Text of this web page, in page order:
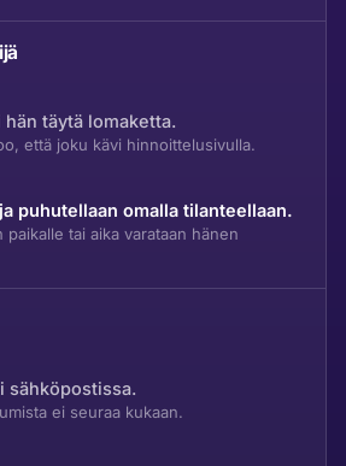
täytä lomaketta.
että joku kävi hinnoittelusivulla.
puhutellaan omalla tilanteellaan.
paikalle tai aika varataan hänen
sähköpostissa.
ei seuraa kukaan.